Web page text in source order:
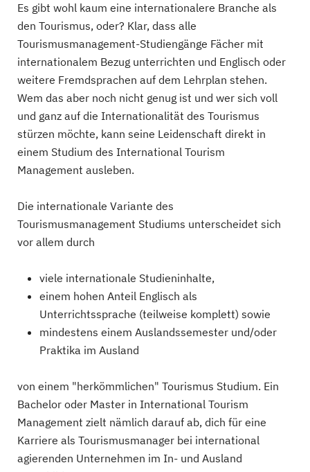
Es gibt wohl kaum eine internationalere Branche als
den Tourismus, oder? Klar, dass alle
Tourismusmanagement-Studiengänge Fächer mit
internationalem Bezug unterrichten und Englisch oder
weitere Fremdsprachen auf dem Lehrplan stehen.
Wem das aber noch nicht genug ist und wer sich voll
und ganz auf die Internationalität des Tourismus
stürzen möchte, kann seine Leidenschaft direkt in
einem Studium des International Tourism
Management ausleben.
Die internationale Variante des
Tourismusmanagement Studiums unterscheidet sich
vor allem durch
viele internationale Studieninhalte,
einem hohen Anteil Englisch als
Unterrichtssprache (teilweise komplett) sowie
mindestens einem Auslandssemester und/oder
Praktika im Ausland
von einem "herkömmlichen" Tourismus Studium. Ein
Bachelor oder Master in International Tourism
Management zielt nämlich darauf ab, dich für eine
Karriere als Tourismusmanager bei international
agierenden Unternehmen im In- und Ausland